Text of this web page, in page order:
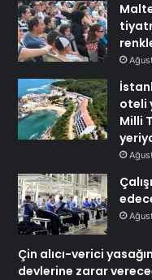
oteli
Milli
Çin alıcı-verici
devlerine zarar